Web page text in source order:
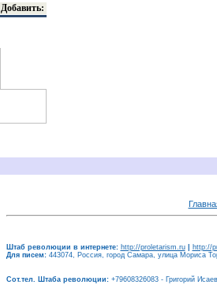
Добавить:
Штаб революции в интернете: http://proletarism.ru| http://
Для писем:443074, Россия, город Самара, улица Мориса
Сот.тел. Штаба революции: +79608326083 - Григорий